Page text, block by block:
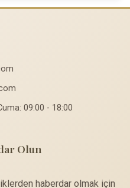
09:00 - 18:00
Olun
haberdar olmak için